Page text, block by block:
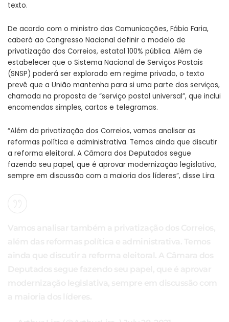
texto.
De acordo com o ministro das Comunicações, Fábio Faria,
caberá ao Congresso Nacional definir o modelo de
privatização dos Correios, estatal 100% pública. Além de
estabelecer que o Sistema Nacional de Serviços Postais
(SNSP) poderá ser explorado em regime privado, o texto
prevê que a União mantenha para si uma parte dos serviços,
chamada na proposta de “serviço postal universal”, que inclui
encomendas simples, cartas e telegramas.
“Além da privatização dos Correios, vamos analisar as
reformas política e administrativa. Temos ainda que discutir
a reforma eleitoral. A Câmara dos Deputados segue
fazendo seu papel, que é aprovar modernização legislativa,
sempre em discussão com a maioria dos líderes”, disse Lira.